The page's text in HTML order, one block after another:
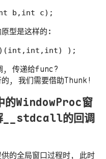
型是这样的:
, 传递给func?
我们需要借助Thunk!
WindowProc窗
__stdcall的回调
供的全局窗口过程时, 此时